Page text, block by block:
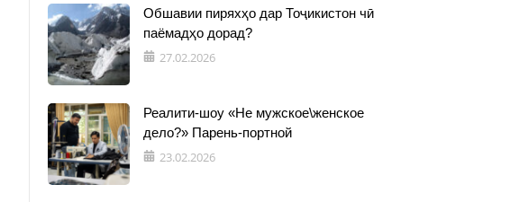
Обшавии пиряхҳо дар Тоҷикистон чӣ
паёмадҳо дорад?
27.02.2026
Реалити-шоу «Не мужское\женское
дело?» Парень-портной
23.02.2026